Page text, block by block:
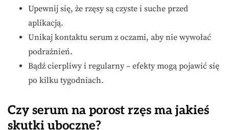
Upewnij się, że rzęsy są czyste i suche przed
aplikacją.
Unikaj kontaktu serum z oczami, aby nie wywołać
podrażnień.
Bądź cierpliwy i regularny – efekty mogą pojawić się
po kilku tygodniach.
Czy serum na porost rzęs ma jakieś
skutki uboczne?